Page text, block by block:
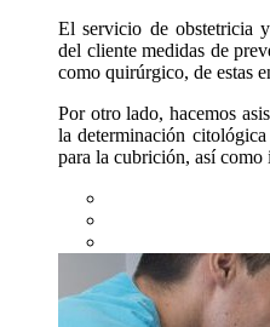
El servicio de obstetricia
del cliente medidas de
como quirúrgico, de estas
Por otro lado, hacemos
la determinación
para la cubrición, así